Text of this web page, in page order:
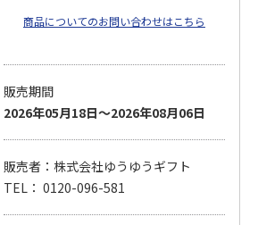
商品についてのお問い合わせはこちら
販売期間
2026年05月18日～2026年08月06日
販売者：株式会社ゆうゆうギフト
TEL： 0120-096-581